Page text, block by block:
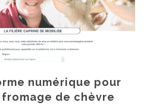
numérique pour
de chèvre